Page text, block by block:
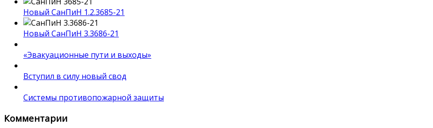
Новый СанПиН 1.2.3685-21
Новый СанПиН 3.3686-21
«Эвакуационные пути и выходы»
Вступил в силу новый свод
Системы противопожарной защиты
Комментарии